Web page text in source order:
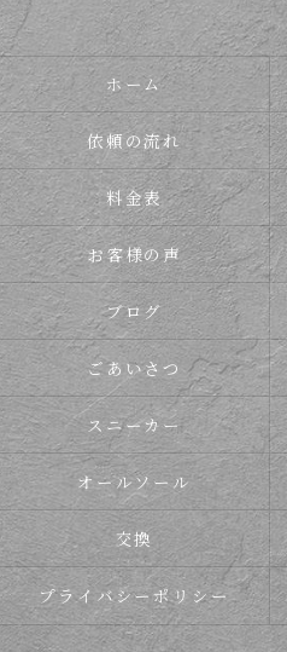
ホーム
依頼の流れ
料金表
お客様の声
ブログ
ごあいさつ
スニーカー
オールソール
交換
プライバシーポリシー